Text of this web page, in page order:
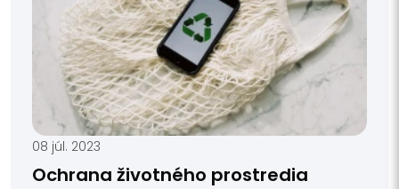
08 júl. 2023
Ochrana životného prostredia